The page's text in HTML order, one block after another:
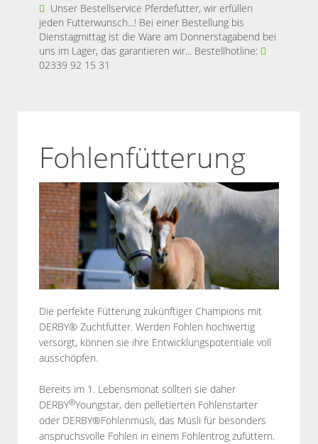
Unser Bestellservice Pferdefutter, wir erfüllen
jeden Futterwunsch...! Bei einer Bestellung bis
Dienstagmittag ist die Ware am Donnerstagabend bei
uns im Lager, das garantieren wir... Bestellhotline:
02339 92 15 31
Fohlenfütterung
Die perfekte Fütterung zukünftiger Champions mit
DERBY® Zuchtfutter. Werden Fohlen hochwertig
versorgt, können sie ihre Entwicklungspotentiale voll
ausschöpfen.
Bereits im 1. Lebensmonat sollten sie daher
DERBY®Youngstar, den pelletierten Fohlenstarter
oder DERBY®Fohlenmüsli, das Müsli für besonders
anspruchsvolle Fohlen in einem Fohlentrog zufüttern.